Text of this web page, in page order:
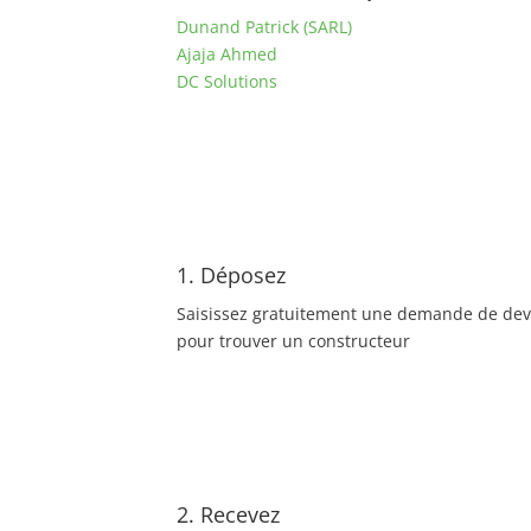
Dunand Patrick (SARL)
Ajaja Ahmed
DC Solutions
1. Déposez
Saisissez gratuitement une demande de
pour trouver un constructeur
2. Recevez